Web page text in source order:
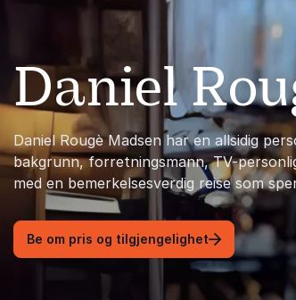
Daniel
Daniel Rougè Madsen har en allsidig
bakgrunn, forretningsmann, TV-
med en bemerkelsesverdig reise som
Be om pris og tilgjengelighet